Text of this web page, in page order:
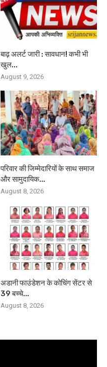
बाढ़ अलर्ट जारी : सावधान! कभी भी
खुल...
August 9, 2026
परिवार की जिम्मेदारियों के साथ समाज
और सामुदायिक...
August 8, 2026
अडानी फाउंडेशन के कोचिंग सेंटर से
39 बच्चे...
August 8, 2026